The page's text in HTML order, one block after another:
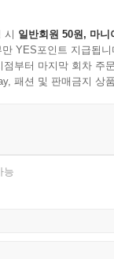
시 일반회원 50원, 마니
YES포인트 지급됩니
부터 마지막 회차 주
패션 및 판매금지 상
능